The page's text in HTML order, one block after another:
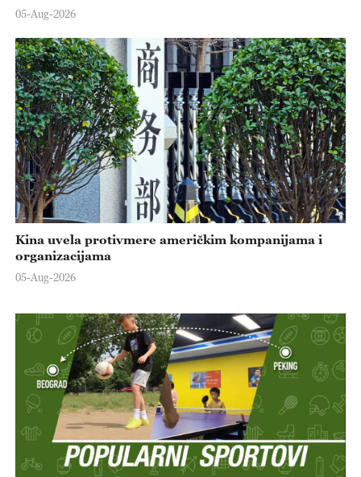
05-Aug-2026
Kina uvela protivmere američkim kompanijama i
organizacijama
05-Aug-2026